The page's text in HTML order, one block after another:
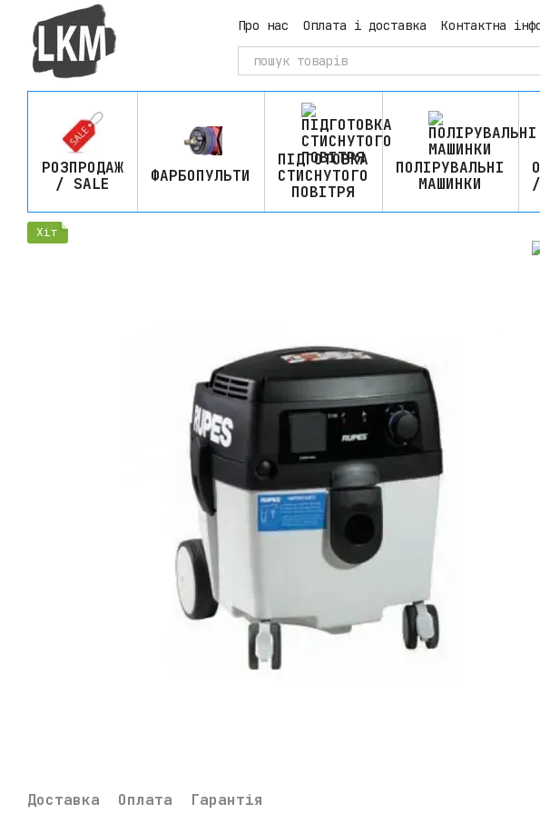
Перейти до основного контенту
Про нас Оплата і доставка Контактна
РОЗПРОДАЖ
/ SALE
ФАРБОПУЛЬТИ
ПІДГОТОВКА
СТИСНУТОГО
ПОВІТРЯ
ПОЛІРУВАЛЬНІ
МАШИНКИ
Хіт
Доставка Оплата Гарантія